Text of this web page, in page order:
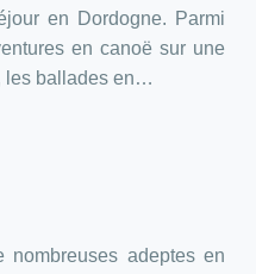
en Dordogne. Parmi
en canoë sur une
les ballades en…
adeptes en